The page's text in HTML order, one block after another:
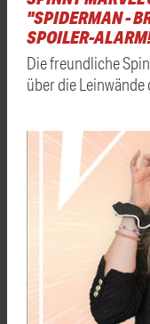
"SPIDERMAN -
SPOILER-
Die freundliche
über die